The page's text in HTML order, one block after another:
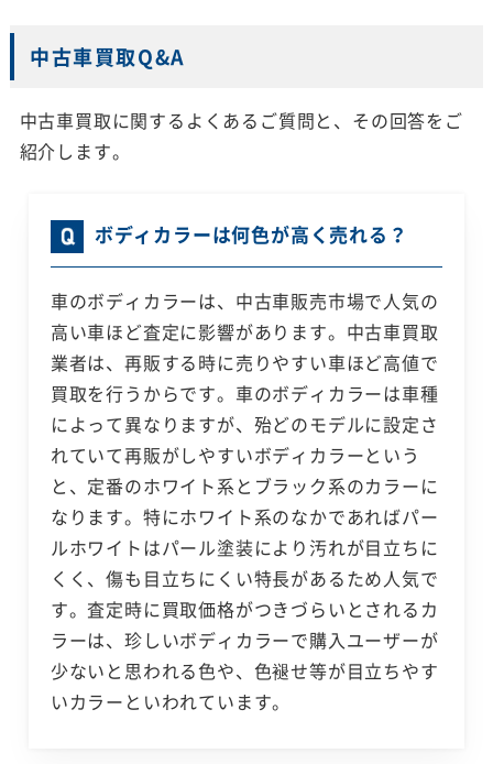
中古車買取Q&A
中古車買取に関するよくあるご質問と、その回答をご
紹介します。
ボディカラーは何色が高く売れる？
車のボディカラーは、中古車販売市場で人気の
高い車ほど査定に影響があります。中古車買取
業者は、再販する時に売りやすい車ほど高値で
買取を行うからです。車のボディカラーは車種
によって異なりますが、殆どのモデルに設定さ
れていて再販がしやすいボディカラーという
と、定番のホワイト系とブラック系のカラーに
なります。特にホワイト系のなかであればパー
ルホワイトはパール塗装により汚れが目立ちに
くく、傷も目立ちにくい特長があるため人気で
す。査定時に買取価格がつきづらいとされるカ
ラーは、珍しいボディカラーで購入ユーザーが
少ないと思われる色や、色褪せ等が目立ちやす
いカラーといわれています。